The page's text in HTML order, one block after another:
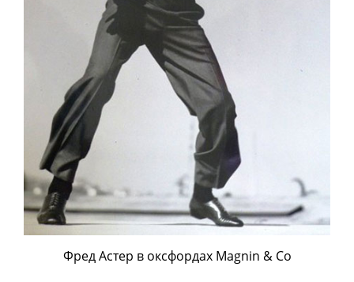
Фред Астер в оксфордах Magnin & Co